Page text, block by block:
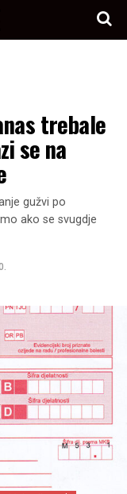
trebale
se na
gužvi po
ako se svugdje